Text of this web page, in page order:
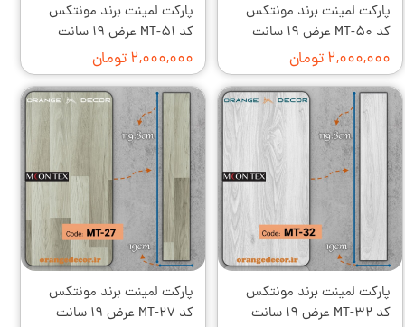
پارکت لمینت برند مونتکس
کد MT-۵۰ عرض ۱۹ سانت
۲,۰۰۰,۰۰۰ تومان
پارکت لمینت برند مونتکس
کد MT-۵۱ عرض ۱۹ سانت
۲,۰۰۰,۰۰۰ تومان
پارکت لمینت برند مونتکس
کد MT-۳۲ عرض ۱۹ سانت
پارکت لمینت برند مونتکس
کد MT-۲۷ عرض ۱۹ سانت